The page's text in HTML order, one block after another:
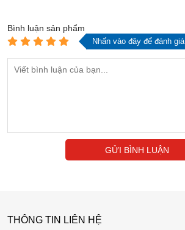
Bình luận sản phẩm
Nhấn vào đây để đánh giá
GỬI BÌNH LUẬN
THÔNG TIN LIÊN HỆ